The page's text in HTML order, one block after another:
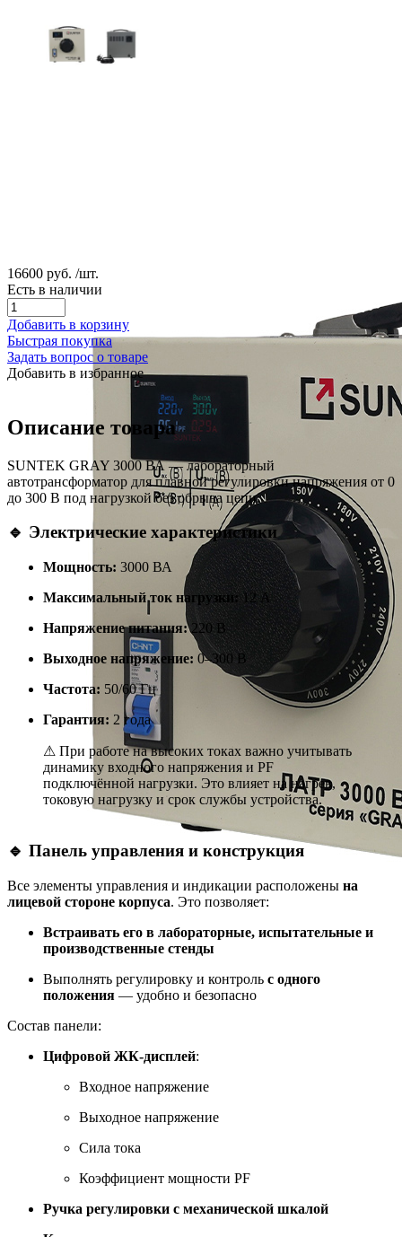
16600 руб. /шт.
Есть в наличии
Добавить в корзину
Быстрая покупка
Задать вопрос о товаре
Добавить в избранное
Описание товара
SUNTEK GRAY 3000 ВА — лабораторный
автотрансформатор для плавной регулировки напряжения от 0
до 300 В под нагрузкой без обрыва цепи.
🔹 Электрические характеристики
Мощность: 3000 ВА
Максимальный ток нагрузки:12 А
Напряжение питания:220 В
Выходное напряжение: 0–300 В
Частота: 50/60 Гц
Гарантия: 2 года
⚠ При работе на высоких токах важно учитывать
динамику входного напряжения и PF
подключённой нагрузки. Это влияет на нагрев,
токовую нагрузку и срок службы устройства.
🔹 Панель управления и конструкция
Все элементы управления и индикации расположены на
лицевой стороне корпуса. Это позволяет:
Встраивать его в лабораторные, испытательные и
производственные стенды
Выполнять регулировку и контроль с одного
положения — удобно и безопасно
Состав панели:
Цифровой ЖК-дисплей:
Входное напряжение
Выходное напряжение
Сила тока
Коэффициент мощности PF
Ручка регулировки с механической шкалой